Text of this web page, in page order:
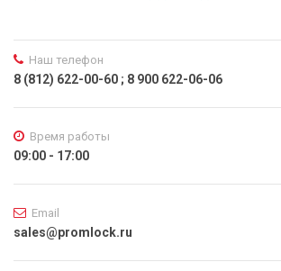
Наш телефон
8 (812) 622-00-60 ; 8 900 622-06-06
Время работы
09:00 - 17:00
Email
sales@promlock.ru